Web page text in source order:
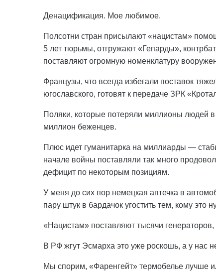
Денацификация. Мое любимое.
Полсотни стран присылают «нацистам»
5 лет тюрьмы, отгружают «Гепарды»,
поставляют огромную номенклатуру
Французы, что всегда избегали поставок
югославского, готовят к передаче ЗРК
Поляки, которые потеряли миллионы людей
миллион беженцев.
Плюс идет гуманитарка на миллиарды —
начале войны поставляли так много
дефицит по некоторым позициям.
У меня до сих пор немецкая аптечка в
пару штук в бардачок угостить тем, кому это
«Нацистам» поставляют тысячи
В РФ жгут Эсмарха это уже роскошь, а у нас
Мы спорим, «Фаренгейт» термобелье лучше